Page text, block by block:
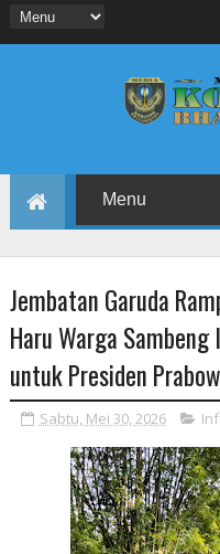
Jembatan Garuda
Haru Warga
untuk Presiden
Sabtu, Mei 30, 2026